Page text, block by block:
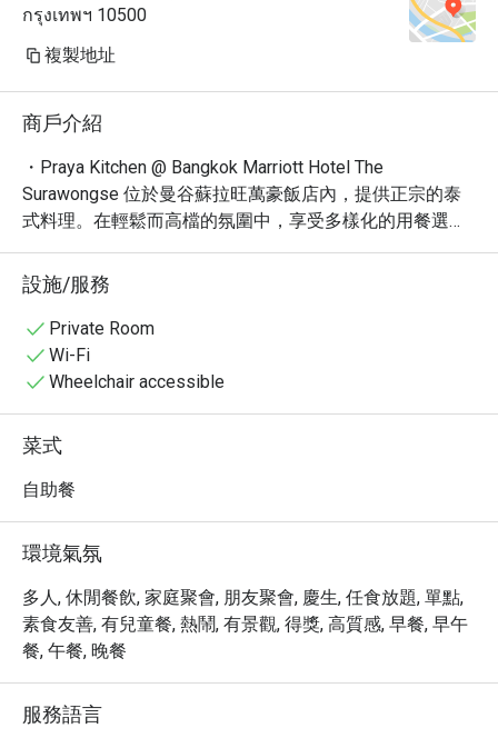
กรุงเทพฯ 10500
複製地址
商戶介紹
・Praya Kitchen @ Bangkok Marriott Hotel The
Surawongse 位於曼谷蘇拉旺萬豪飯店內，提供正宗的泰
式料理。在輕鬆而高檔的氛圍中，享受多樣化的用餐選
擇。以其豐富多樣的泰式自助餐聞名，許多食客都讚賞這
裡的烤肉和新鮮海鮮。
・這裡不僅提供經典的泰式風味，更融合了現代烹調手
法，讓每一道菜都充滿驚喜。必嚐的包括招牌冬蔭功湯和
瑪莎曼牛肉，以及各式各樣的泰式甜點。餐廳環境舒適，
服務周到，是與家人朋友聚餐的理想之選。
Hotel The Surawongse，即可享受高達 5 折的超值優惠，
品嚐道地泰式美味！
設施/服務
Private Room
Wi-Fi
Wheelchair accessible
菜式
自助餐
環境氣氛
多人, 休閒餐飲, 家庭聚會, 朋友聚會, 慶生, 任食放題, 單點,
素食友善, 有兒童餐, 熱鬧, 有景觀, 得獎, 高質感, 早餐, 早午
餐, 午餐, 晚餐
服務語言